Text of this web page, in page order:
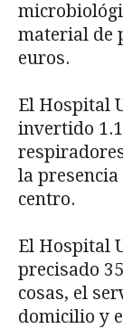
material de
euros.
El Hospital
invertido
la
centro.
El Hospital
precisado
cosas, el
domicilio y